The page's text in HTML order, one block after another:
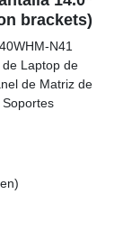
laptop 14
Con